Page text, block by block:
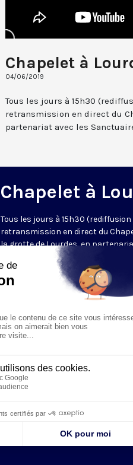
Chapelet à
04/06/2019
Tous les jours à 15h30
retransmission en direct du
partenariat avec les
Chapelet à
Tous les jours à 15h30
retransmission en direct du
la grotte de Lourdes, en
Sanctuaires. Chaque jour, l'une
méditations des mystères du
proposée en communion de
Visiter la page de l'émission